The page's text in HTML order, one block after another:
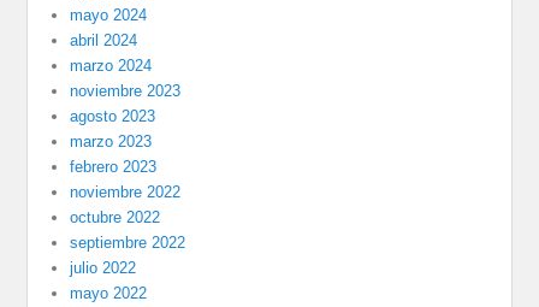
mayo 2024
abril 2024
marzo 2024
noviembre 2023
agosto 2023
marzo 2023
febrero 2023
noviembre 2022
octubre 2022
septiembre 2022
julio 2022
mayo 2022